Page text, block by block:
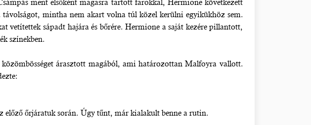
ment elsőként magasra tartott farokkal, Hermione következett
mintha nem akart volna túl közel kerülni egyikükhöz sem.
sápadt hajára és bőrére. Hermione a saját kezére pillantott,
színekben.
árasztott magából, ami határozottan Malfoyra vallott.
előző őrjáratuk során. Úgy tűnt, már kialakult benne a rutin.